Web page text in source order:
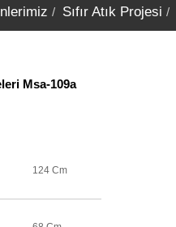
Sıfır Atık Projesi
Msa-109a
124 Cm